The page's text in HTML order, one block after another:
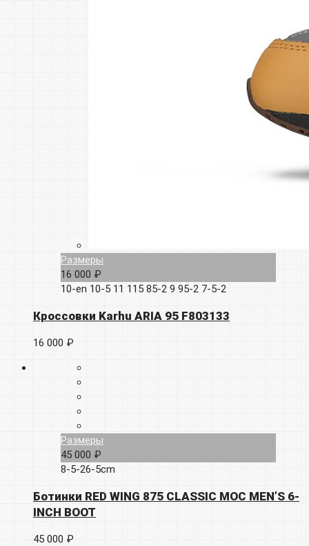
Размеры
16 000 ₽
10-en 10-5 11 115 85-2 9 95-2 7-5-2
Кроссовки Karhu ARIA 95 F803133
16 000 ₽
Размеры
45 000 ₽
8-5-26-5cm
Ботинки RED WING 875 CLASSIC MOC MEN’S 6-
INCH BOOT
45 000 ₽